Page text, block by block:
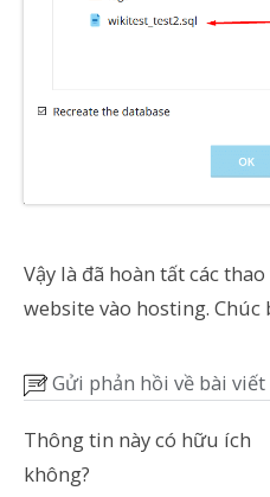
Vậy là đã hoàn tất các
website vào hosting. Chúc
Gửi phản hồi về bài viết
Thông tin này có hữu ích
không?